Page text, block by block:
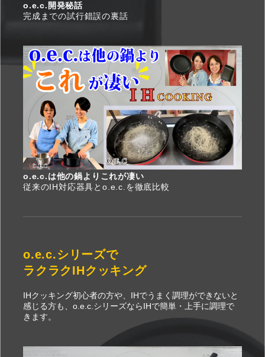
o.e.c.開発秘話
完成までの試行錯誤の裏話
o.e.c.は他の鍋よりこれが凄い
従来のIH対応器具とo.e.c.を徹底比較
o.e.c.シリーズで
ラクラクIHクッキング
IHクッキング初心者の方や、IHでうまく調理ができないと
感じる方も、o.e.c.シリーズならIHで簡単・上手に調理で
きます。